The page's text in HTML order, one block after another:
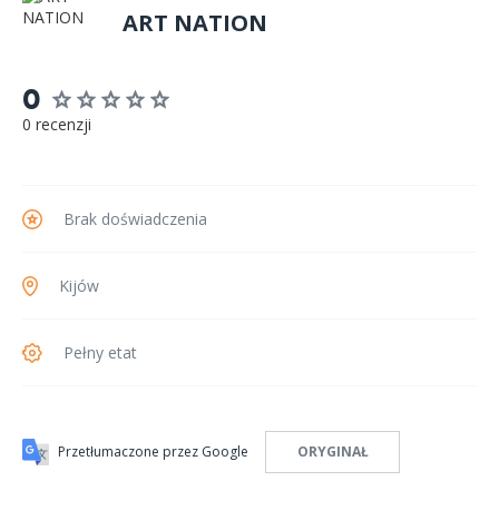
ART NATION
0
0 recenzji
Brak doświadczenia
Kijów
Pełny etat
Przetłumaczone przez Google ORYGINAŁ